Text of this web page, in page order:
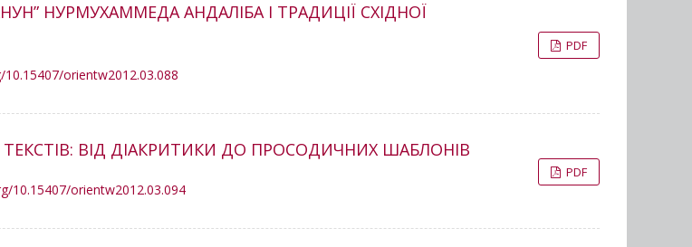
НУРМУХАММЕДА АНДАЛІБА І ТРАДИЦІЇ СХІДНОЇ
orientw2012.03.088
PDF
ВІД ДІАКРИТИКИ ДО ПРОСОДИЧНИХ ШАБЛОНІВ
10.15407/orientw2012.03.094
PDF